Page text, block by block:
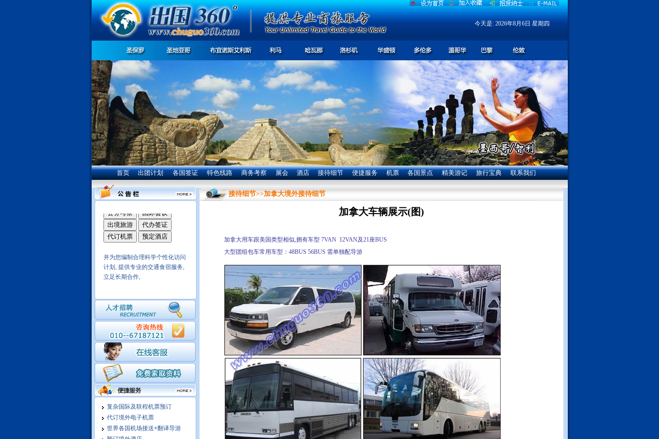
今天是: 2026年8月6日 星期四
首页 出团计划 各国签证 特色线路 商务考察 展会 酒店 接待细节 便捷服务 机票 各国景点 精美游记 旅行宝典 联系我们
我们竭诚为您服务:
计划, 提供专业的交通食宿服务,
立足长期合作,
十年操作经验,保质保量,商务活
动安排细致
我们有成熟的酒店实时预定系
统，可以在线为您预定世界各大
城市酒店，随订随确认，信息涵
盖酒店的方方面面，可选择余地
大
依托民航系统实现国内地市一级
城市酒店均可实现在线预定，价
格优势明显
复杂国际及联程机票预订
代订境外电子机票
世界各国机场接送+翻译导游
接待细节>>加拿大境外接待细节
加拿大车辆展示(图)
加拿大用车跟美国类型相似,拥有车型 7VAN 12VAN及21座BUS
大型团组包车常用车型：48BUS 56BUS 需单独配导游